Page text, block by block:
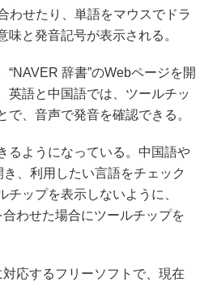
わせたり、単語をマウスでドラ
と発音記号が表示される。
辞書”のWebページを開
英語と中国語では、ツールチッ
、音声で発音を確認できる。
るようになっている。中国語や
、利用したい言語をチェック
ップを表示しないように、
わせた場合にツールチップを
応するフリーソフトで、現在